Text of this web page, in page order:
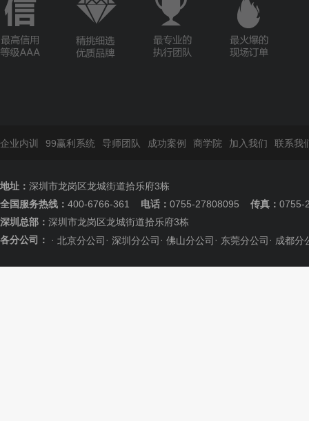
企业内训 99赢利系统 导师团队 成功案例 商学院 加入我们 联系我
地址： 深圳市龙岗区龙城街道拾乐府3栋
全国服务热线： 400-6766-361 电话： 0755-27808095 传真： 0755-
深圳总部： 深圳市龙岗区龙城街道拾乐府3栋
各分公司：
· 北京分公司 · 深圳分公司 · 佛山分公司 · 东莞分公司 · 成都分